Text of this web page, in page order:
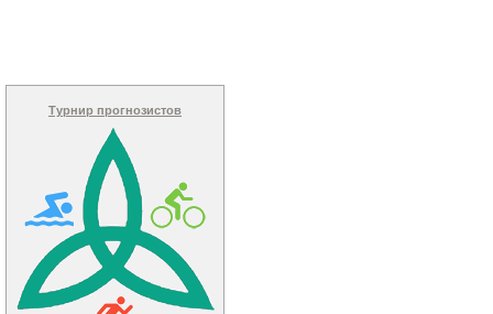
Турнир прогнозистов